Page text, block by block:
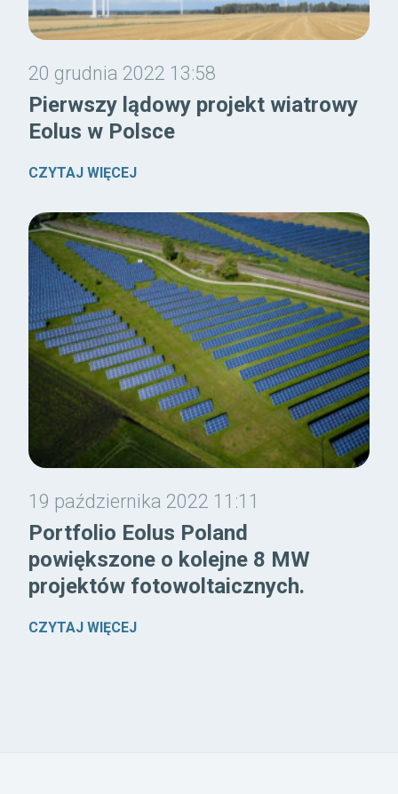
20 grudnia 2022 13:58
Pierwszy lądowy projekt wiatrowy
Eolus w Polsce
CZYTAJ WIĘCEJ
19 października 2022 11:11
Portfolio Eolus Poland
powiększone o kolejne 8 MW
projektów fotowoltaicznych.
CZYTAJ WIĘCEJ